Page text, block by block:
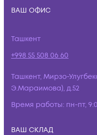
ВАШ ОФИС
Ташкент
+998 55 508 06 60
Ташкент, Мирзо-
Э.Мараимова), д.52
Время работы: пн-пт,
ВАШ СКЛАД